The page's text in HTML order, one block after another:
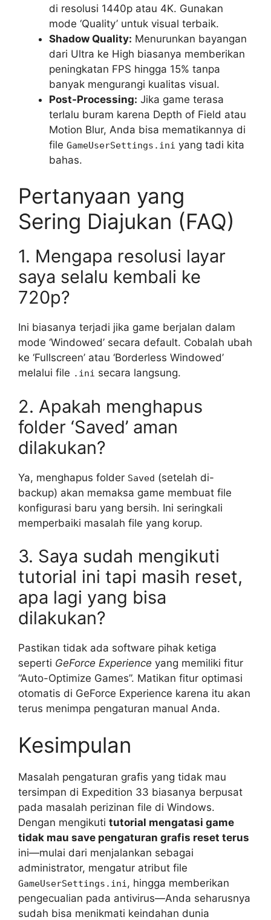
di resolusi 1440p atau 4K. Gunakan
mode ‘Quality’ untuk visual terbaik.
Shadow Quality: Menurunkan bayangan
dari Ultra ke High biasanya memberikan
peningkatan FPS hingga 15% tanpa
banyak mengurangi kualitas visual.
Post-Processing: Jika game terasa
terlalu buram karena Depth of Field atau
Motion Blur, Anda bisa mematikannya di
file GameUserSettings.ini yang tadi kita
bahas.
Pertanyaan yang
Sering Diajukan (FAQ)
1. Mengapa resolusi layar
saya selalu kembali ke
720p?
Ini biasanya terjadi jika game berjalan dalam
mode ‘Windowed’ secara default. Cobalah ubah
ke ‘Fullscreen’ atau ‘Borderless Windowed’
melalui file .ini secara langsung.
2. Apakah menghapus
folder ‘Saved’ aman
dilakukan?
Ya, menghapus folder Saved (setelah di-
backup) akan memaksa game membuat file
konfigurasi baru yang bersih. Ini seringkali
memperbaiki masalah file yang korup.
3. Saya sudah mengikuti
tutorial ini tapi masih reset,
apa lagi yang bisa
dilakukan?
Pastikan tidak ada software pihak ketiga
seperti GeForce Experience yang memiliki fitur
“Auto-Optimize Games”. Matikan fitur optimasi
otomatis di GeForce Experience karena itu akan
terus menimpa pengaturan manual Anda.
Kesimpulan
Masalah pengaturan grafis yang tidak mau
tersimpan di Expedition 33 biasanya berpusat
pada masalah perizinan file di Windows.
Dengan mengikuti tutorial mengatasi game
tidak mau save pengaturan grafis reset terus
ini—mulai dari menjalankan sebagai
administrator, mengatur atribut file
GameUserSettings.ini, hingga memberikan
pengecualian pada antivirus—Anda seharusnya
sudah bisa menikmati keindahan dunia